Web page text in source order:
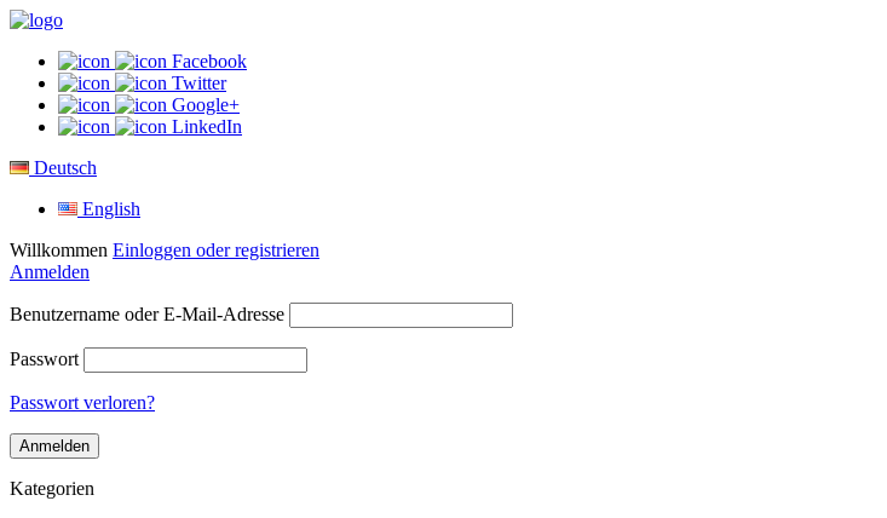
Facebook
Twitter
Google+
LinkedIn
Deutsch
English
Willkommen Einloggen oder registrieren
Anmelden
Benutzername oder E-Mail-Adresse
Passwort
Passwort verloren?
Kategorien